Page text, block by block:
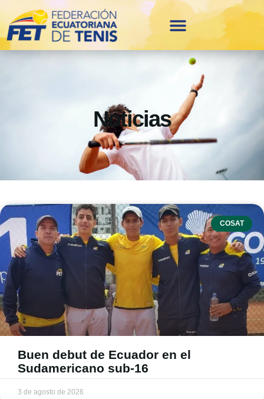
Noticias
COSAT
Buen debut de Ecuador en el
Sudamericano sub-16
3 de agosto de 2026